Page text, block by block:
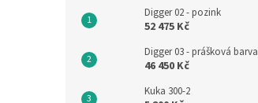
Digger 02 - pozink
52 475 Kč
Digger 03 - prášková barva
46 450 Kč
Kuka 300-2